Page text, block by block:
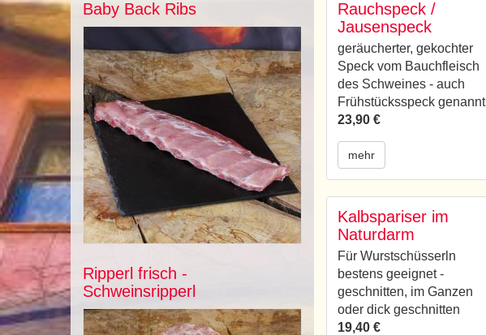
Baby Back Ribs
Ripperl frisch -
Schweinsripperl
Rauchspeck /
Jausenspeck
geräucherter, gekochter
Speck vom Bauchfleisch
des Schweines - auch
Frühstücksspeck genannt
23,90 €
mehr
Kalbspariser im
Naturdarm
Für Wurstschüsserln
bestens geeignet -
geschnitten, im Ganzen
oder dick geschnitten
19,40 €